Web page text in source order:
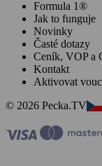
Formula 1®
Jak to funguje
Novinky
Časté dotazy
Ceník, VOP a
Kontakt
Aktivovat
© 2026 Pecka.TV